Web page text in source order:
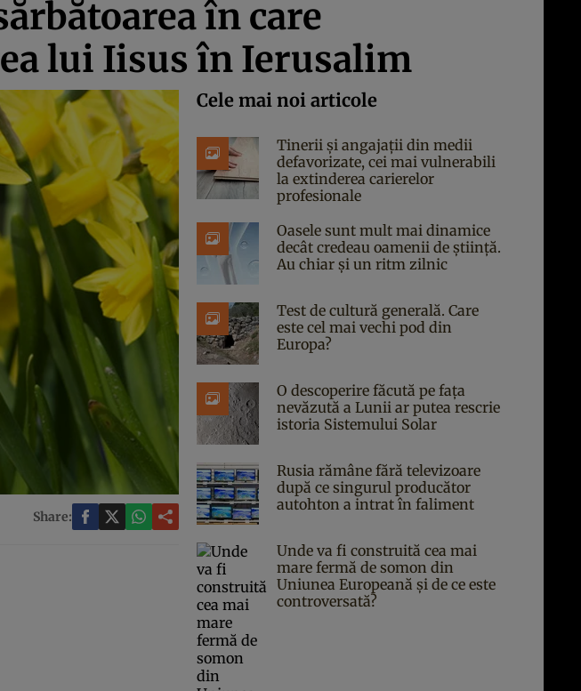
în care
lui Iisus în Ierusalim
Share:
Cele mai noi articole
Tinerii și angajații din medii
defavorizate, cei mai vulnerabili
la extinderea carierelor
profesionale
Oasele sunt mult mai dinamice
decât credeau oamenii de știință.
Au chiar și un ritm zilnic
Test de cultură generală. Care
este cel mai vechi pod din
Europa?
O descoperire făcută pe fața
nevăzută a Lunii ar putea rescrie
istoria Sistemului Solar
Rusia rămâne fără televizoare
după ce singurul producător
autohton a intrat în faliment
Unde va fi construită cea mai
mare fermă de somon din
Uniunea Europeană și de ce este
controversată?